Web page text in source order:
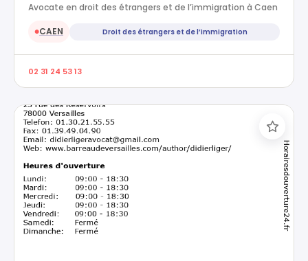
Avocate en droit des étrangers et de l’immigration à Caen
●CAEN Droit des étrangers et de l’immigration
02 31 24 53 13